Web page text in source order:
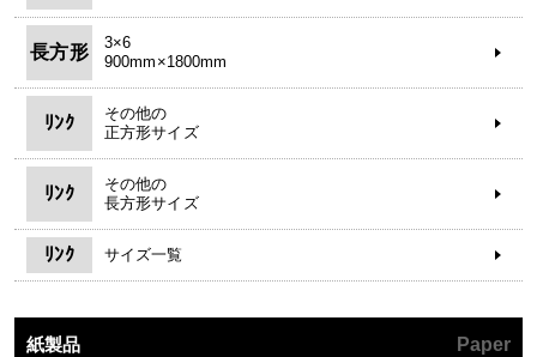
長方形
3×6
900mm×1800mm
ﾘﾝｸ
その他の
正方形サイズ
ﾘﾝｸ
その他の
長方形サイズ
ﾘﾝｸ サイズ一覧
紙製品 Paper